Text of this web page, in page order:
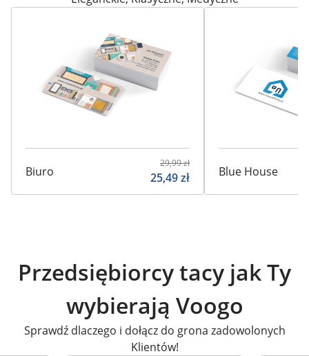
Biuro
29,99zł
25,49zł Blue House
Przedsiębiorcy tacy jak Ty
wybierają Voogo
Sprawdź dlaczego i dołącz do grona zadowolonych
Klientów!